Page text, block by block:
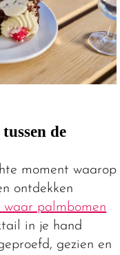
de
moment waarop
ontdekken
waar palmbomen
in je hand
gezien en